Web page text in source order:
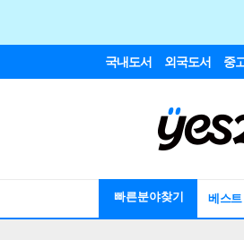
국내도서 외국도서 중
빠른분야찾기 베스트